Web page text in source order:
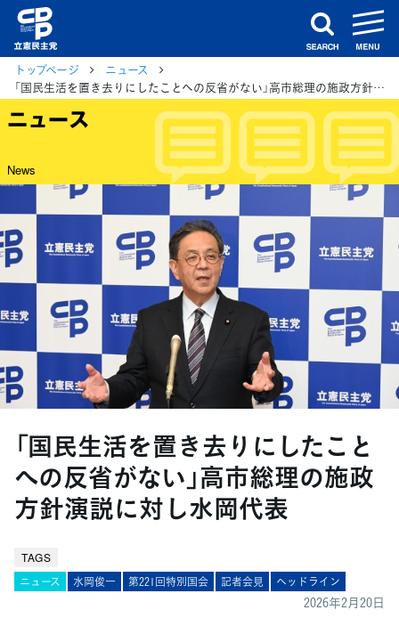
search
トップページ
ニュース
「国民生活を置き去りにしたことへの反省がない」高市総理の施政方針演説に対し水岡代表
ニュース
News
「国民生活を置き去りにしたこと
への反省がない」高市総理の施政
方針演説に対し水岡代表
TAGS
ニュース 水岡俊一 第221回特別国会 記者会見 ヘッドライン
2026年2月20日